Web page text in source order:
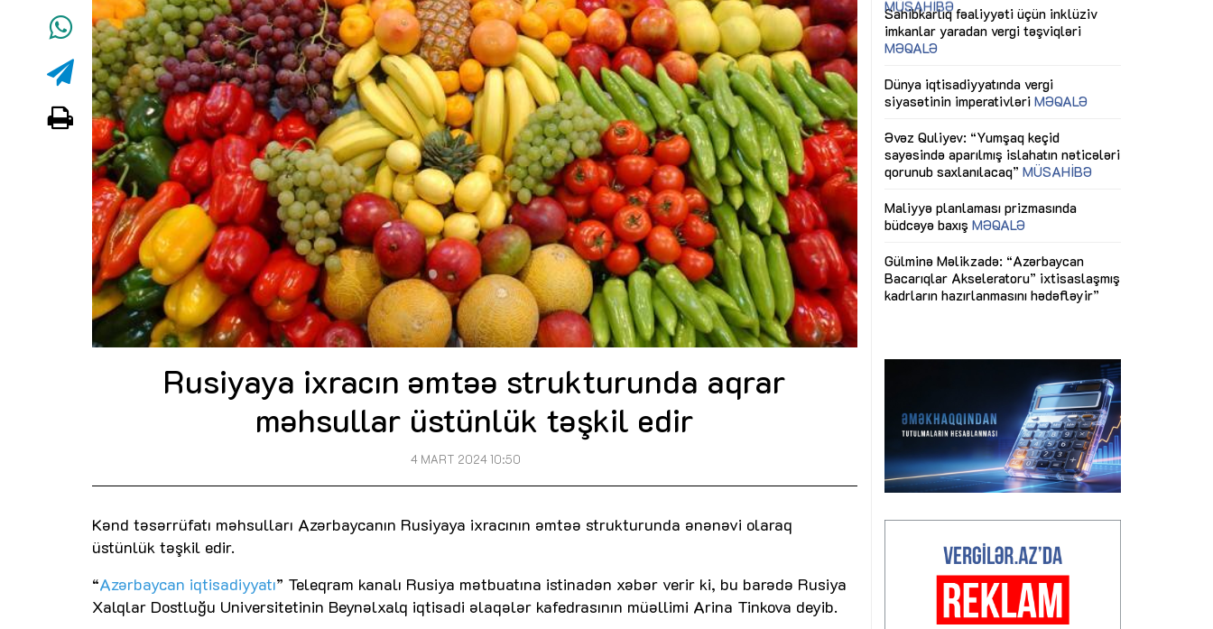
Rusiyaya ixracın əmtəə strukturunda aqrar
məhsullar üstünlük təşkil edir
4 MART 2024 10:50
Kənd təsərrüfatı məhsulları Azərbaycanın Rusiyaya ixracının əmtəə strukturunda ənənəvi olaraq
üstünlük təşkil edir.
“Azərbaycan iqtisadiyyatı” Teleqram kanalı Rusiya mətbuatına istinadən xəbər verir ki, bu barədə Rusiya
Xalqlar Dostluğu Universitetinin Beynəlxalq iqtisadi əlaqələr kafedrasının müəllimi Arina Tinkova deyib.
Dünya iqtisadiyyatında vergi
siyasətinin imperativləriMƏQALƏ
Əvəz Quliyev: “Yumşaq keçid
sayəsində aparılmış islahatın nəticələri
qorunub saxlanılacaq”MÜSAHİBƏ
Maliyyə planlaması prizmasında
büdcəyə baxışMƏQALƏ
Gülminə Məlikzadə: “Azərbaycan
Bacarıqlar Akseleratoru” ixtisaslaşmış
kadrların hazırlanmasını hədəfləyir”
Nicat İmanov: "Vergi qanunvericiliyinə
dəyişikliklər sahibkarlıq mühitinin
yaxşılaşdırılmasına xidmət edir"
MÜSAHİBƏ
Aytən Kərimova: “Məqsədimiz daha
inklüziv iş mühiti yaratmaq, çevik və
öyrənən komanda formalaşdırmaqdır”
MÜSAHİBƏ
Azərbaycanda dövlət-özəl tərəfdaşlığı
çərçivəsində həyata keçirilən ilk pilot
layihə VİDEO
Aydın Hüseynov: “Əsrin müqaviləsi”
Azərbaycanın iqtisadi suverenliyini
təmin edən əsas dayaqlardandır”
MÜSAHİBƏ
Dünya iqtisadiyyatında vergi
siyasətinin imperativləriMƏQALƏ
sayəsində aparılmış islahatın nəticələri
qorunub saxlanılacaq”MÜSAHİBƏ
Maliyyə planlaması prizmasında
büdcəyə baxışMƏQALƏ
Bacarıqlar Akseleratoru” ixtisaslaşmış
kadrların hazırlanmasını hədəfləyir”